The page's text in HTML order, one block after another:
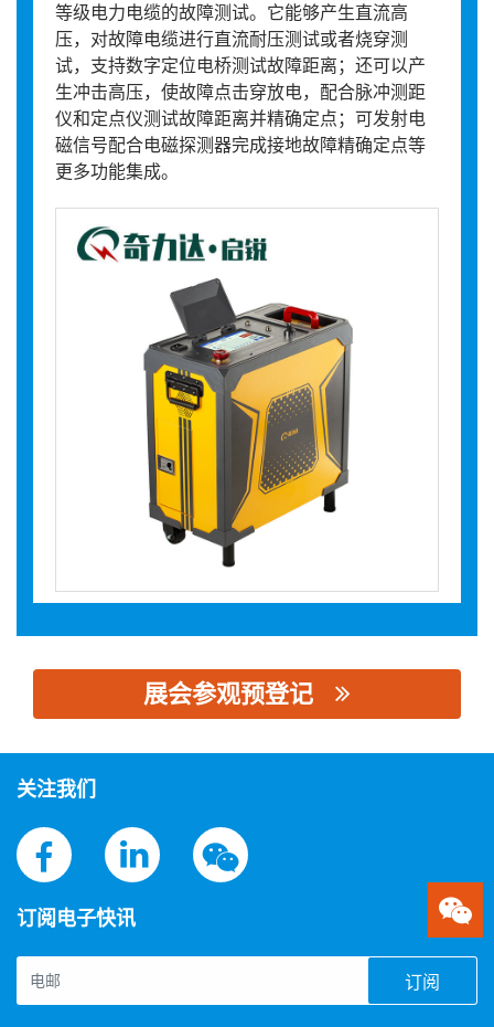
等级电力电缆的故障测试。它能够产生直流高
压，对故障电缆进行直流耐压测试或者烧穿测
试，支持数字定位电桥测试故障距离；还可以产
生冲击高压，使故障点击穿放电，配合脉冲测距
仪和定点仪测试故障距离并精确定点；可发射电
磁信号配合电磁探测器完成接地故障精确定点等
更多功能集成。
展会参观预登记
关注我们
订阅电子快讯
订阅